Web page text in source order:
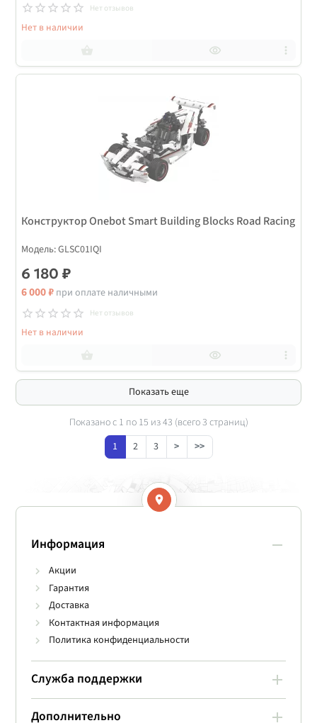
Нет отзывов
Нет в наличии
Конструктор Onebot Smart Building Blocks Road Racing
Модель: GLSC01IQI
6 180 ₽
6 000 ₽ при оплате наличными
Нет отзывов
Нет в наличии
Показать еще
Показано с 1 по 15 из 43 (всего 3 страниц)
1
2 3 > >>
Информация
Акции
Гарантия
Доставка
Контактная информация
Политика конфиденциальности
Служба поддержки
Дополнительно